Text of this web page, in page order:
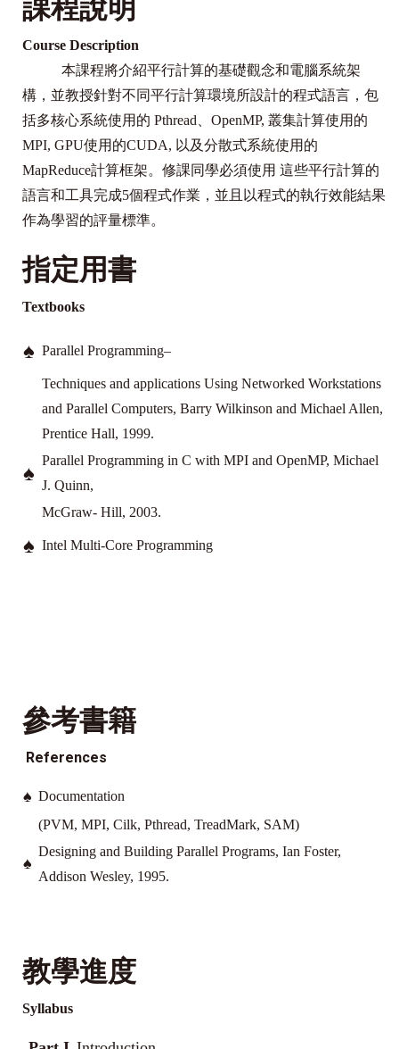
課程說明
Course Description
本課程將介紹平行計算的基礎觀念和電腦系統架
構，並教授針對不同平行計算環境所設計的程式語言，包
括多核心系統使用的 Pthread OpenMP, 叢集計算使用的
MPI, GPU使用的CUDA, 以及分散式系統使用的
MapReduce計算框架。修課同學必須使用 這些平行計算的
語言和工具完成5個程式作業，並且以程式的執行效能結果
作為學習的評量標準。
指定用書
Textbooks
♠ Parallel Programming–
Techniques and applications Using Networked Workstations
and Parallel Computers, Barry Wilkinson and Michael Allen,
Prentice Hall, 1999.
♠
Parallel Programming in C with MPI and OpenMP, Michael
J. Quinn,
McGraw- Hill, 2003.
♠ Intel Multi-Core Programming
參考書籍
References
♠ Documentation
(PVM, MPI, Cilk, Pthread, TreadMark, SAM)
♠
Designing and Building Parallel Programs, Ian Foster,
Addison Wesley, 1995.
教學進度
Syllabus